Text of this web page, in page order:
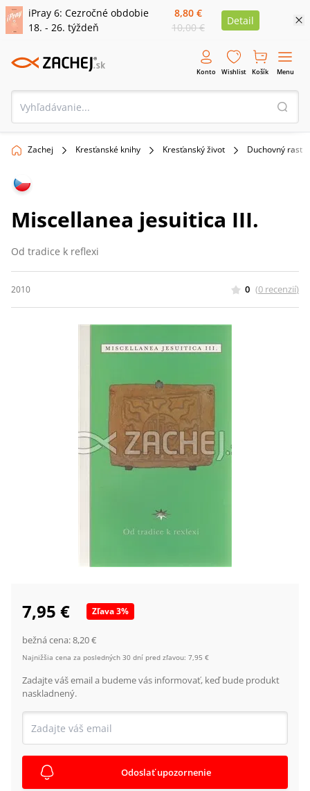
iPray 6: Cezročné obdobie
18. - 26. týždeň
8,80 €
10,00 €
Detail
Konto Wishlist Košík Menu
Zachej Kresťanské knihy Kresťanský život Duchovný rast
Miscellanea jesuitica III.
Od tradice k reflexi
2010 0 (0 recenzií)
7,95 € Zľava3%
bežná cena:8,20 €
Najnižšia cena za posledných 30 dní pred zľavou: 7,95 €
Zadajte váš email a budeme vás informovať, keď bude produkt
naskladnený.
Odoslať upozornenie